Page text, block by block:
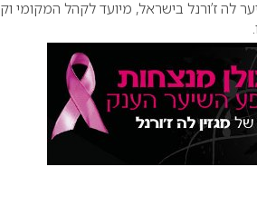
לה ז’ורנל בישראל, מיועד לקהל המקומי